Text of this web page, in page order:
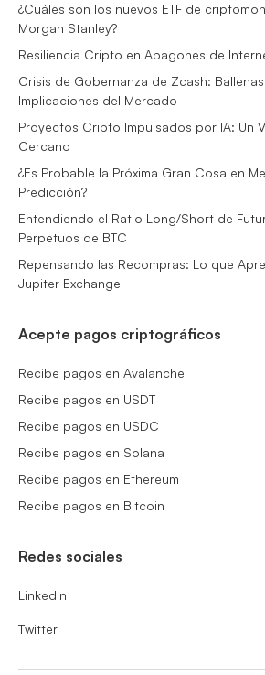
¿Cuáles son los nuevos ETF de
Morgan Stanley?
Resiliencia Cripto en Apagones de
Crisis de Gobernanza de Zcash:
Implicaciones del Mercado
Proyectos Cripto Impulsados por IA: Un
Cercano
¿Es Probable la Próxima Gran Cosa en
Predicción?
Entendiendo el Ratio Long/Short de
Perpetuos de BTC
Repensando las Recompras: Lo que
Jupiter Exchange
Acepte pagos criptográficos
Recibe pagos en Avalanche
Recibe pagos en USDT
Recibe pagos en USDC
Recibe pagos en Solana
Recibe pagos en Ethereum
Recibe pagos en Bitcoin
Redes sociales
LinkedIn
Twitter